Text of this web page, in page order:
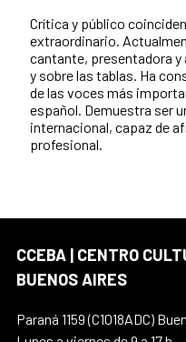
Crítica y público
extraordinario.
cantante, presentadora
y sobre las tablas. Ha
de las voces más
español. Demuestra ser
internacional, capaz de
profesional.
CCEBA | CENTRO
BUENOS AIRES
Paraná 1159 (C1018ADC)